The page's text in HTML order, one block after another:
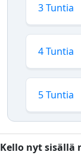
3 Tuntia
4 Tuntia
5 Tuntia
Kello nyt sisällä